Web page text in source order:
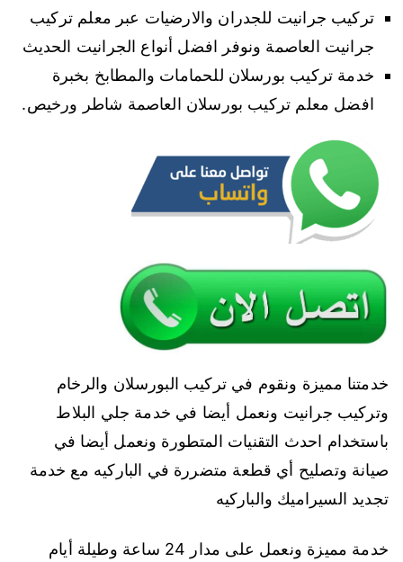
تركيب جرانيت للجدران والارضيات عبر معلم تركيب
جرانيت العاصمة ونوفر افضل أنواع الجرانيت الحديث
خدمة تركيب بورسلان للحمامات والمطابخ بخبرة
افضل معلم تركيب بورسلان العاصمة شاطر ورخيص.
خدمتنا مميزة ونقوم في تركيب البورسلان والرخام
وتركيب جرانيت ونعمل أيضا في خدمة جلي البلاط
باستخدام احدث التقنيات المتطورة ونعمل أيضا في
صيانة وتصليح أي قطعة متضررة في الباركيه مع خدمة
تجديد السيراميك والباركيه
خدمة مميزة ونعمل على مدار 24 ساعة وطيلة أيام